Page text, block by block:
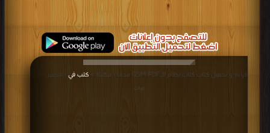
قراءة و تحميل كتاب كتاب نظام الـGSM PDF مجانا | مكتبة > كتب في
| التحميل : مرة/
مرات